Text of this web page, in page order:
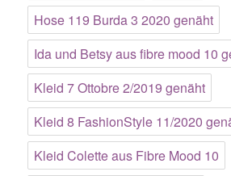
Hose 119 Burda 3 2020 genäht
Ida und Betsy aus fibre mood 10
Kleid 7 Ottobre 2/2019 genäht
Kleid 8 FashionStyle 11/2020
Kleid Colette aus Fibre Mood 10